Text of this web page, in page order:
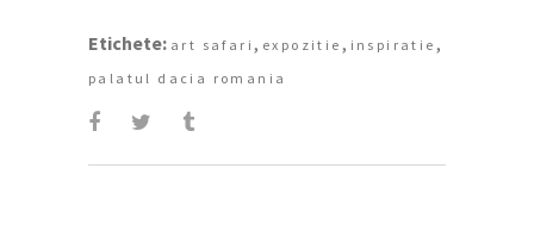
Etichete: art safari , expozitie , inspiratie ,
palatul dacia romania